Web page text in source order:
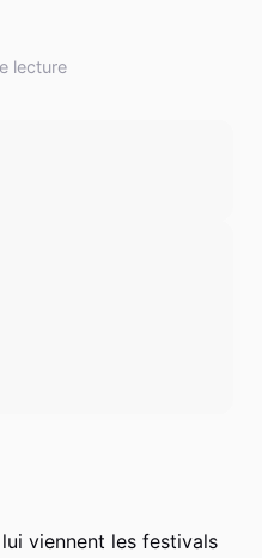
lecture
viennent les festivals